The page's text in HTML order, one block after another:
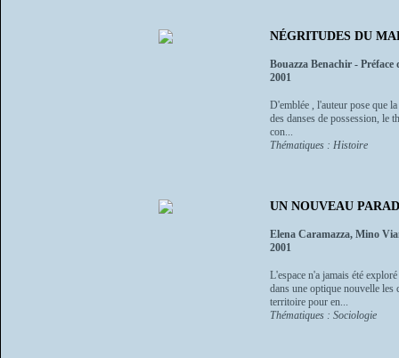
NÉGRITUDES DU
Bouazza Benachir - Préface
2001
D'emblée , l'auteur pose que
des danses de possession, le
con...
Thématiques : Histoire
UN NOUVEAU
Elena Caramazza, Mino
2001
L'espace n'a jamais été
dans une optique nouvelle les
territoire pour en...
Thématiques : Sociologie